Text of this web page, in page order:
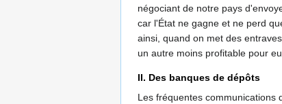
négociant de notre pays
car l'État ne gagne et ne perd
ainsi, quand on met des
un autre moins profitable pour
II. Des banques de dépôts
Les fréquentes communications